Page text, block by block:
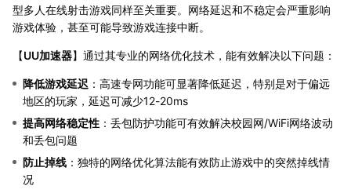
型多人在线射击游戏同样至关重要。网络延迟和不稳定会严重影响
游戏体验，甚至可能导致游戏连接中断。
【UU加速器】通过其专业的网络优化技术，能有效解决以下问题：
降低游戏延迟 ：高速专网功能可显著降低延迟，特别是对于偏远
地区的玩家，延迟可减少12-20ms
提高网络稳定性 ：丢包防护功能可有效解决校园网/WiFi网络波动
和丢包问题
防止掉线 ：独特的网络优化算法能有效防止游戏中的突然掉线情
况